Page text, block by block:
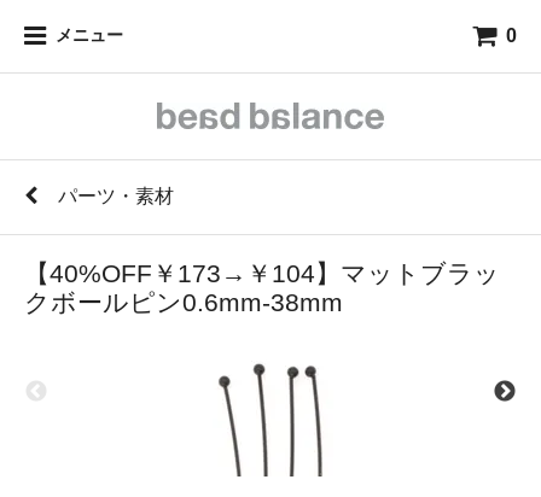
メニュー 0
パーツ・素材
【40%OFF￥173→￥104】マットブラッ
クボールピン0.6mm-38mm